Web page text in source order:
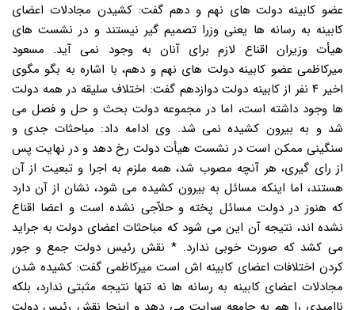
عضو کابینه دولت های نهم و دهم گفت: کشیدن مجادلات اعضای
کابینه به رسانه ها یعنی وزرا تصمیم گیر نیستند و در نشست های
هیأت وزیران اقناع لازم برای آنان به وجود نمی آید. مسعود
میرکاظمی عضو کابینه دولت های نهم و دهم، با اشاره به بگو مگوی
اخیر ۴ نفر از کابینه دولت دوازدهم گفت: اختلاف سلیقه در همه دولت
ها وجود داشته است، اما در مجموعه دولت بحث و حل و فصل می
شد و به بیرون کشیده نمی شد. وی ادامه داد: مباحثات جدی و
سنگینی ممکن است در نشست هیأت دولت رخ دهد و در نهایت پس
از رای گیری، هر آنچه مصوب شد، همه ملزم به اجرا و تبعیت از آن
هستند، اما اینکه مسائل به بیرون کشیده می شود، نشان از آن دارد
که هنوز در دولت مسائل پخته و حلاّجی نشده است و اعضا اقناع
نشده اند، نتیجه آن این می شود که مباحثات اعضای دولت به جراید
می کشد که صورت خوبی ندارد. * نقش رئیس دولت جمع و جور
کردن اختلافات اعضای کابینه اش است میرکاظمی گفت: کشیده شدن
مجادلات اعضای کابینه به رسانه ها نه تنها نتیجه مثبتی ندارد، بلکه